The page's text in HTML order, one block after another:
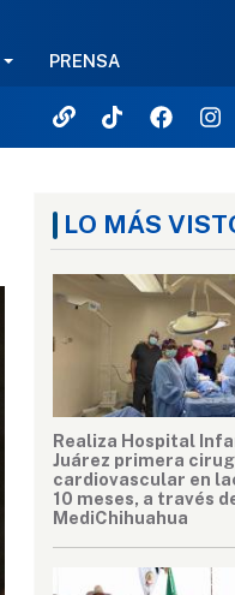
PRENSA
LO MÁS
Realiza Hospital
Juárez primera
cardiovascular en
10 meses, a través
MediChihuahua